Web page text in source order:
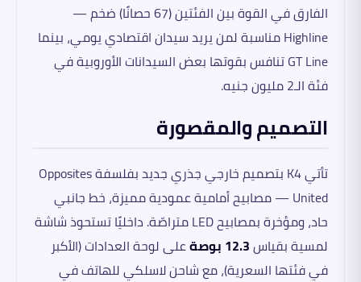
الفارق في القوة بين الفئتين (67 حصانًا) ضخم —
Highline مناسبة لمن يريد سيدان اقتصادي يومي، بينما
GT Line تنافس بقوتها بعض السيدانات الأوروبية في
فئة الـ2 مليون جنيه.
التصميم والمقصورة
تأتي K4 بتصميم خارجي جذري جديد بفلسفة Opposites
United — مصابيح أمامية عمودية مميزة، خط جانبي
حاد، ومؤخرة بمصابيح LED متراصّة. داخليًا تستحوذ شاشة
لمسية بقياس12.3 بوصة
على لوحة العدادات (الأكبر
في فئتها السعرية)، مع شاحن لاسلكي للهاتف في